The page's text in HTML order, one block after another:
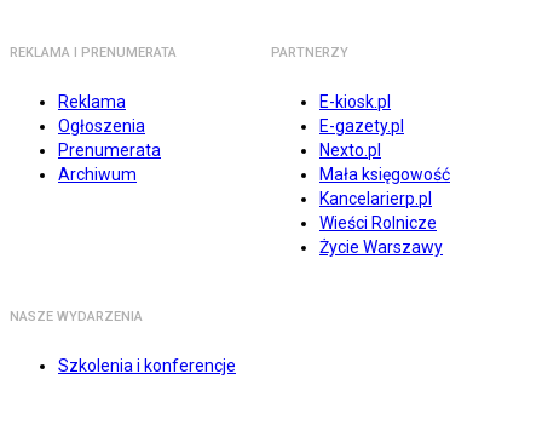
REKLAMA I PRENUMERATA
Reklama
Ogłoszenia
Prenumerata
Archiwum
PARTNERZY
E-kiosk.pl
E-gazety.pl
Nexto.pl
Mała księgowość
Kancelarierp.pl
Wieści Rolnicze
Życie Warszawy
NASZE WYDARZENIA
Szkolenia i konferencje